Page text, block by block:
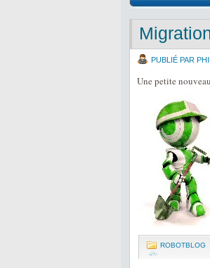
PUBLIÉ PAR
Une petite
ROBOTBLOG